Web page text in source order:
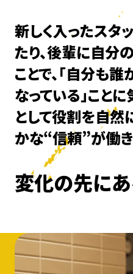
新しく入ったスタ
たり、後輩に自分
ことで、「自分も
なっている」こと
として役割を自然
かな“信頼”が働き
変化の先に